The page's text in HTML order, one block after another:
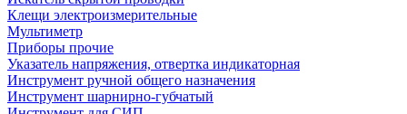
Клещи электроизмерительные
Мультиметр
Приборы прочие
Указатель напряжения, отвертка индикаторная
Инструмент ручной общего назначения
Инструмент шарнирно-губчатый